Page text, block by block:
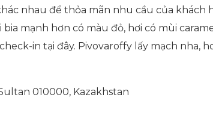
nhau để thỏa mãn nhu cầu của khách
mạnh hơn có màu đỏ, hơi có mùi
in tại đây. Pivovaroffy lấy mạch nha,
010000, Kazakhstan